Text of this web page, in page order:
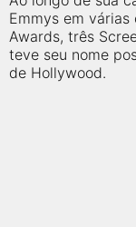
Emmys em
Awards, três
teve seu nome
de Hollywood.
trailers e muito mais.